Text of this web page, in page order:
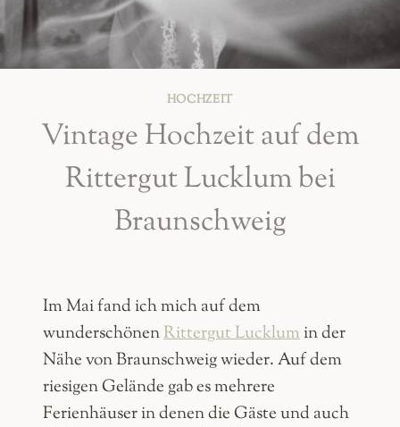
HOCHZEIT
Vintage Hochzeit auf dem
Rittergut Lucklum bei
Braunschweig
Im Mai fand ich mich auf dem
wunderschönenRittergut Lucklumin der
Nähe von Braunschweig wieder. Auf dem
riesigen Gelände gab es mehrere
Ferienhäuser in denen die Gäste und auch